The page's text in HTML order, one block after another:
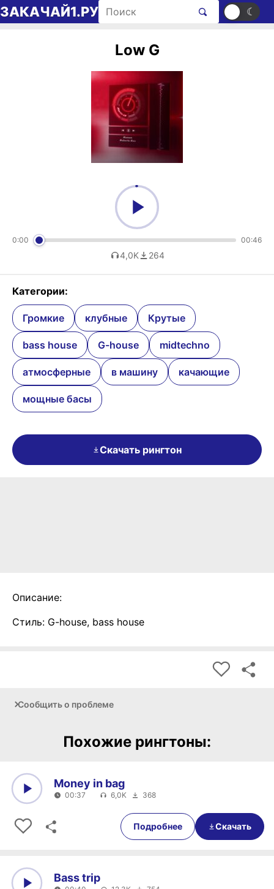
Перейти к содержимому
ЗАКАЧАЙ1.РУ Поиск рингтонов ☀ ☾
Low G
0:00 00:46
4,0K 264
Категории:
Громкие клубные Крутые
bass house G-house midtechno
атмосферные в машину качающие
мощные басы
Скачать рингтон
Описание:
Стиль: G-house, bass house
Сообщить о проблеме
Похожие рингтоны:
00:37
Money in bag
00:37 6,0K 368
Подробнее Скачать
Bass trip